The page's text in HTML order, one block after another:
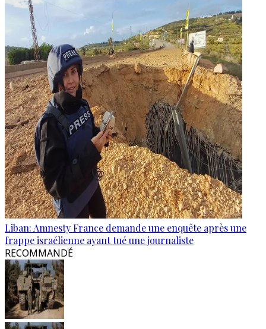
Liban: Amnesty France demande une enquête après une
frappe israélienne ayant tué une journaliste
RECOMMANDÉ